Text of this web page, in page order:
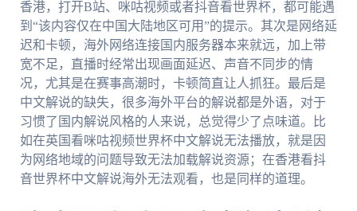
香港，打开B站、咪咕视频或者抖音看世界杯，都可能遇
到“该内容仅在中国大陆地区可用”的提示。其次是网络延
迟和卡顿，海外网络连接国内服务器本来就远，加上带
宽不足，直播时经常出现画面延迟、声音不同步的情
况，尤其是在赛事高潮时，卡顿简直让人抓狂。最后是
中文解说的缺失，很多海外平台的解说都是外语，对于
习惯了国内解说风格的人来说，总觉得少了点味道。比
如在英国看咪咕视频世界杯中文解说无法播放，就是因
为网络地域的问题导致无法加载解说资源；在香港看抖
音世界杯中文解说海外无法观看，也是同样的道理。